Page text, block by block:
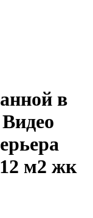
в
м2 жк